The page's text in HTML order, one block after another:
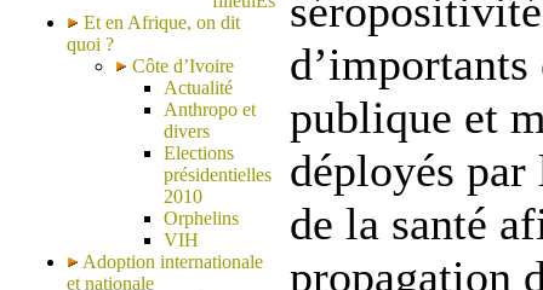
Et en Afrique, on dit
quoi ?
Côte d’Ivoire
Actualité
Anthropo et
divers
Elections
présidentielles
2010
Orphelins
VIH
Adoption internationale
et nationale
d’importants
publique et
déployés
de la santé
propagation